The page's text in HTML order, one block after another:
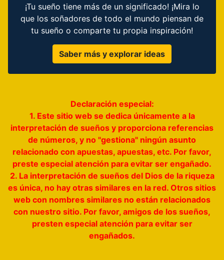
¡Tu sueño tiene más de un significado! ¡Mira lo
que los soñadores de todo el mundo piensan de
tu sueño o comparte tu propia inspiración!
Saber más y explorar ideas
Declaración especial:
1. Este sitio web se dedica únicamente a la
interpretación de sueños y proporciona referencias
de números, y no "gestiona" ningún asunto
relacionado con apuestas, apuestas, etc. Por favor,
preste especial atención para evitar ser engañado.
2. La interpretación de sueños del Dios de la riqueza
es única, no hay otras similares en la red. Otros sitios
web con nombres similares no están relacionados
con nuestro sitio. Por favor, amigos de los sueños,
presten especial atención para evitar ser
engañados.